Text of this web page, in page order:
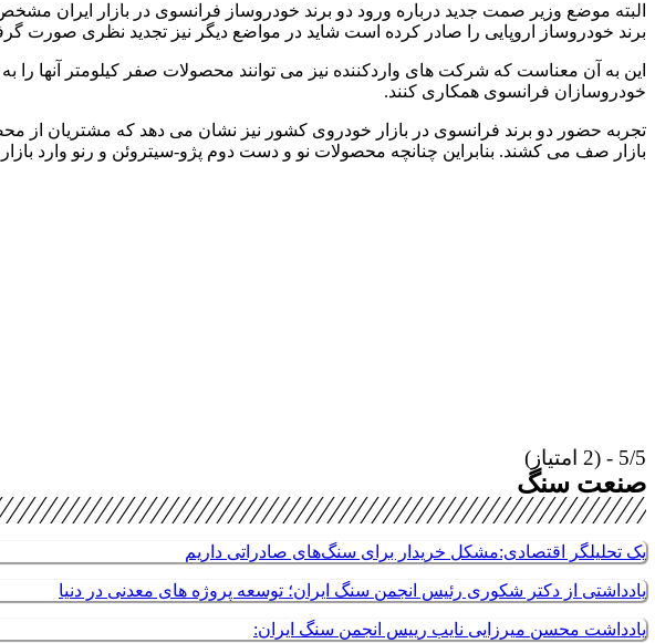
البته موضع وزیر صمت جدید درباره ورود دو برند خودروساز فرانسوی در بازار ایران
برند خودروساز اروپایی را صادر کرده است شاید در مواضع دیگر نیز تجدید نظری صورت
این به آن معناست که شرکت های واردکننده نیز می توانند محصولات صفر کیلومتر آنها را
خودروسازان فرانسوی همکاری کنند.
تجربه حضور دو برند فرانسوی در بازار خودروی کشور نیز نشان می دهد که مشتریان از
بازار صف می کشند. بنابراین چنانچه محصولات نو و دست دوم پژو-سیتروئن و رنو وارد
5/5 - (2 امتیاز)
صنعت سنگ
یک تحلیلگر اقتصادی:مشکل خریدار برای سنگ‌های صادراتی داریم
یادداشتی از دکتر شکوری رئیس انجمن سنگ ایران؛ توسعه پروژه های معدنی در دنیا
یادداشت محسن میرزایی نایب رییس انجمن سنگ ایران: